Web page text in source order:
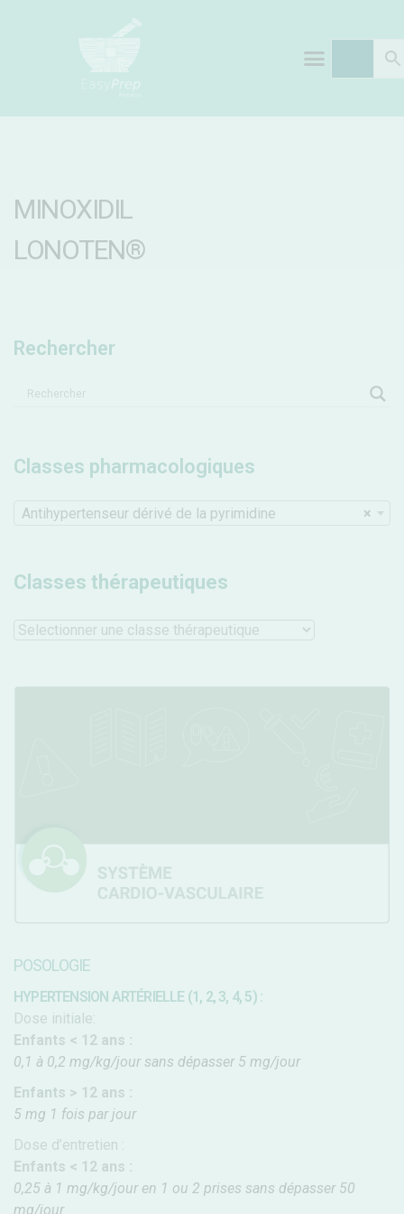
MINOXIDIL
LONOTEN®
POSOLOGIE
HYPERTENSION ARTÉRIELLE (1, 2, 3, 4, 5) :
Dose initiale:
Enfants < 12 ans :
0,1 à 0,2 mg/kg/jour sans dépasser 5 mg/jour
Enfants > 12 ans :
5 mg 1 fois par jour
Dose d’entretien :
Enfants < 12 ans :
0,25 à 1 mg/kg/jour en 1 ou 2 prises sans dépasser 50
mg/jour
Rechercher
Classes pharmacologiques
×
Antihypertenseur dérivé de la pyrimidine
Classes thérapeutiques